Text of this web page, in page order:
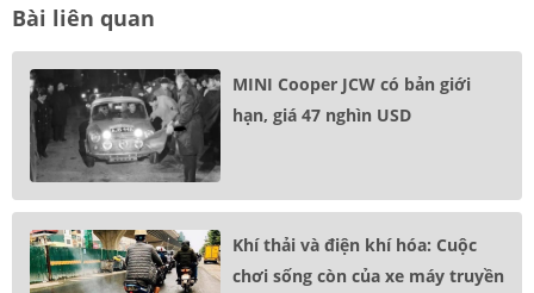
Bài liên quan
MINI Cooper JCW có bản giới
hạn, giá 47 nghìn USD
Khí thải và điện khí hóa: Cuộc
chơi sống còn của xe máy truyền